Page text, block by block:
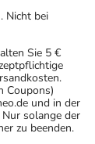
. Nicht bei
Sie 5 €
Coupons)
und in der
solange der
zu beenden.